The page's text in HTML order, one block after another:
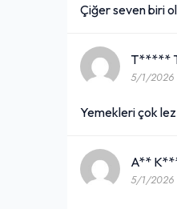
Çiğer seven biri
T*****
5/1/2026
Yemekleri çok
A**
5/1/2026